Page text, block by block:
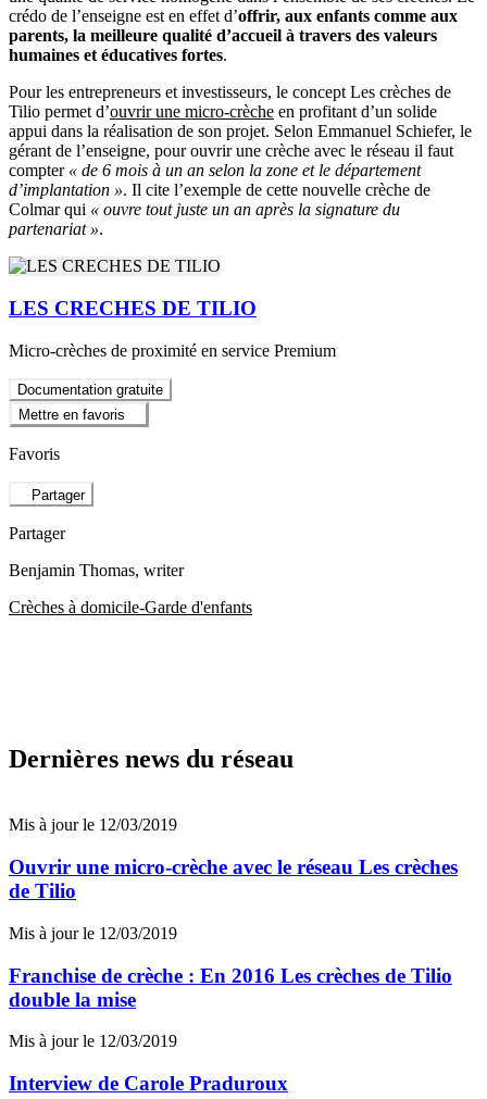
crédo de l’enseigne est en effet d’offrir, aux enfants comme aux
parents, la meilleure qualité d’accueil à travers des valeurs
humaines et éducatives fortes.
Pour les entrepreneurs et investisseurs, le concept Les crèches de
Tilio permet d’ouvrir une micro-crèche en profitant d’un solide
appui dans la réalisation de son projet. Selon Emmanuel Schiefer, le
gérant de l’enseigne, pour ouvrir une crèche avec le réseau il faut
compter « de 6 mois à un an selon la zone et le département
d’implantation ». Il cite l’exemple de cette nouvelle crèche de
Colmar qui « ouvre tout juste un an après la signature du
partenariat ».
LES CRECHES DE TILIO
Micro-crèches de proximité en service Premium
Documentation gratuite
Mettre en favoris
Favoris
Partager
Partager
Benjamin Thomas, writer
Crèches à domicile-Garde d'enfants
Dernières news du réseau
Mis à jour le 12/03/2019
Ouvrir une micro-crèche avec le réseau Les crèches
de Tilio
Mis à jour le 12/03/2019
Franchise de crèche : En 2016 Les crèches de Tilio
double la mise
Mis à jour le 12/03/2019
Interview de Carole Praduroux